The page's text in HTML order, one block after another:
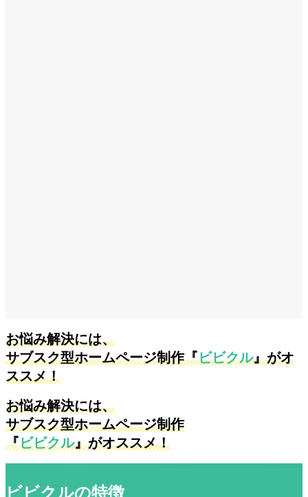
お悩み解決には、
サブスク型ホームページ制作『ビビクル』がオ
ススメ！
お悩み解決には、
サブスク型ホームページ制作
『ビビクル』がオススメ！
ビビクルの特徴